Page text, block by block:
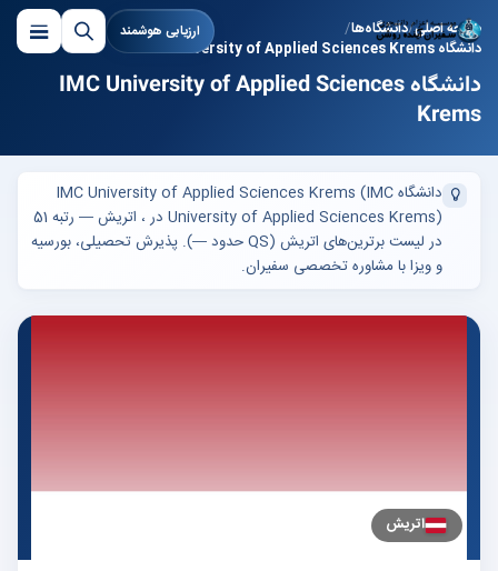
ارزیابی هوشمند صفحه اصلی دانشگاه‌ها
دانشگاه IMC University of Applied Sciences Krems
دانشگاه IMC University of Applied Sciences
Krems
دانشگاه IMC University of Applied Sciences Krems (IMC
University of Applied Sciences Krems) در ، اتریش — رتبه 51
در لیست برترین‌های اتریش (QS حدود —). پذیرش تحصیلی، بورسیه
و ویزا با مشاوره تخصصی سفیران.
اتریش